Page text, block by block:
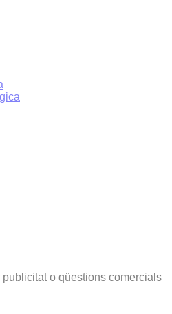
o qüestions comercials